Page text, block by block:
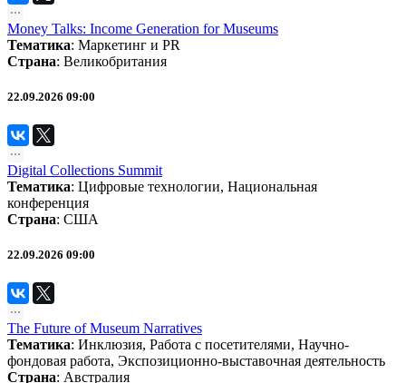
Money Talks: Income Generation for Museums
Тематика: Маркетинг и PR
Страна: Великобритания
22.09.2026 09:00
Digital Collections Summit
Тематика: Цифровые технологии, Национальная
конференция
Страна: США
22.09.2026 09:00
The Future of Museum Narratives
Тематика: Инклюзия, Работа с посетителями, Научно-
фондовая работа, Экспозиционно-выставочная деятельность
Страна: Австралия